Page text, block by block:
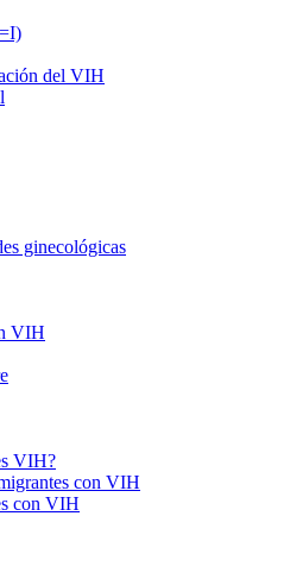
del VIH
ginecológicas
VIH
VIH?
con VIH
con VIH